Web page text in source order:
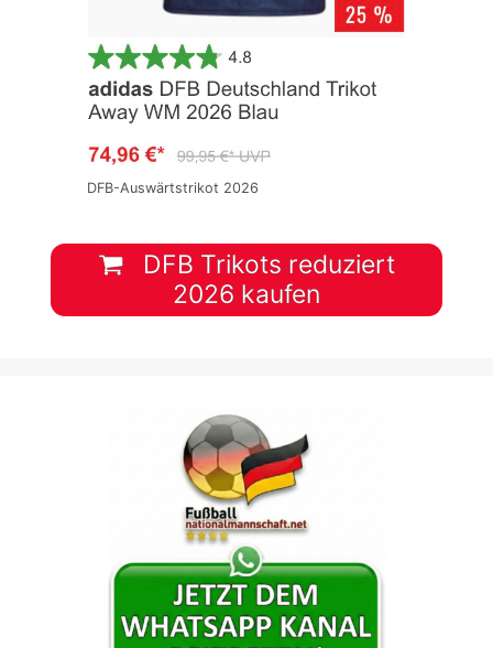
DFB-Auswärtstrikot 2026
DFB Trikots reduziert
2026 kaufen